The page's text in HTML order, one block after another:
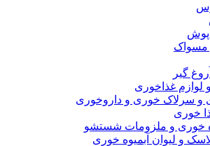
مسواک
گیر
غذاخوری
و سرلاک خوری و داروخوری
خوری
خوری و ملزومات شستشو
و لیوان آبمیوه خوری